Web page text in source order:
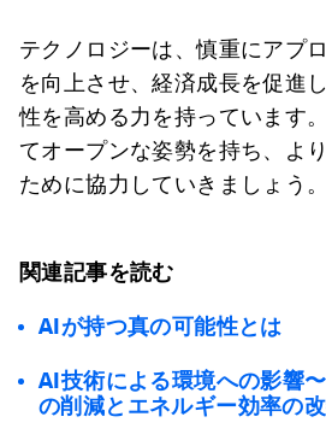
テクノロジーは、慎重にアプ
を向上させ、経済成長を促進
性を高める力を持っています
てオープンな姿勢を持ち、よ
ために協力していきましょう。
関連記事を読む
AIが持つ真の可能性とは
AI技術による環境への影響
の削減とエネルギー効率の